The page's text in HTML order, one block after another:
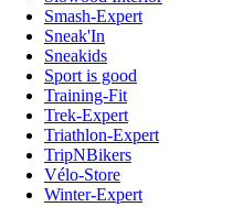
Smash-Expert
Sneak'In
Sneakids
Sport is good
Training-Fit
Trek-Expert
Triathlon-Expert
TripNBikers
Vélo-Store
Winter-Expert